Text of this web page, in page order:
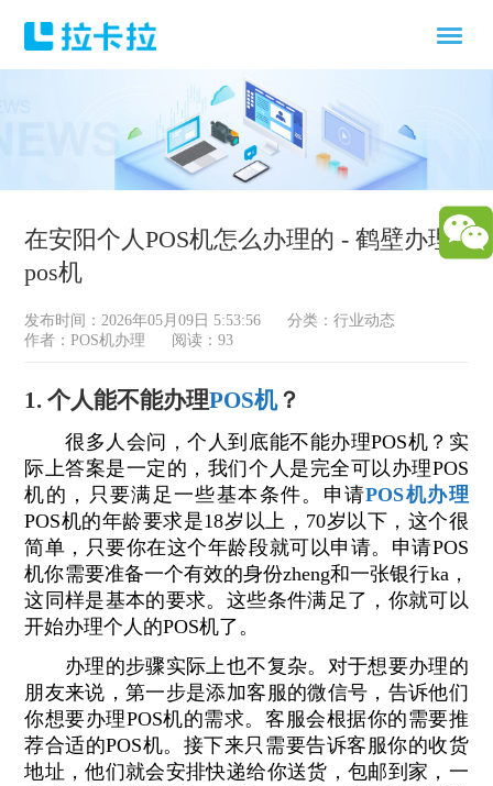
在安阳个人POS机怎么办理的 - 鹤壁办理
pos机
发布时间：2026年05月09日 5:53:56 分类：行业动态
作者：POS机办理
阅读：93
1. 个人能不能办理POS机？
很多人会问，个人到底能不能办理POS机？实
际上答案是一定的，我们个人是完全可以办理POS
机的，只要满足一些基本条件。申请POS机办理
POS机的年龄要求是18岁以上，70岁以下，这个很
简单，只要你在这个年龄段就可以申请。申请POS
机你需要准备一个有效的身份zheng和一张银行ka，
这同样是基本的要求。这些条件满足了，你就可以
开始办理个人的POS机了。
办理的步骤实际上也不复杂。对于想要办理的
朋友来说，第一步是添加客服的微信号，告诉他们
你想要办理POS机的需求。客服会根据你的需要推
荐合适的POS机。接下来只需要告诉客服你的收货
地址，他们就会安排快递给你送货，包邮到家，一